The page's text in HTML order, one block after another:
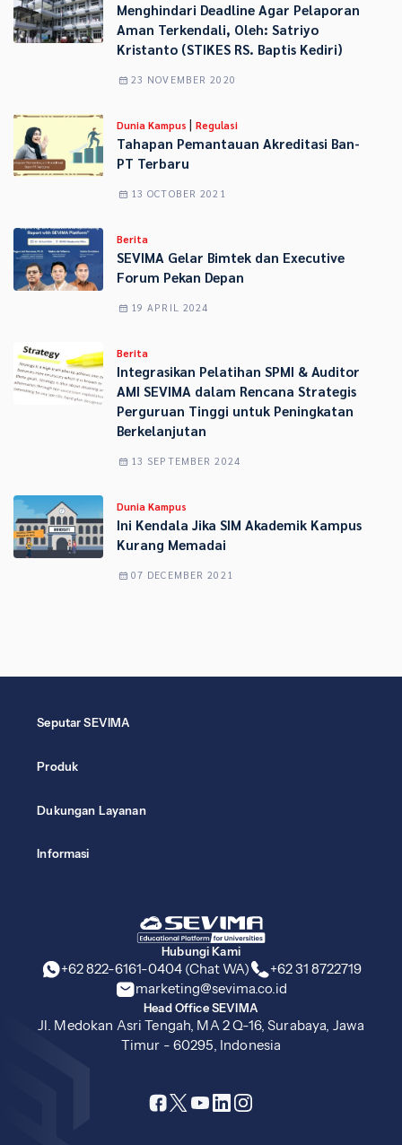
Menghindari Deadline Agar Pelaporan
Aman Terkendali, Oleh: Satriyo
Kristanto (STIKES RS. Baptis Kediri)
23 NOVEMBER 2020
Dunia Kampus | Regulasi
Tahapan Pemantauan Akreditasi Ban-
PT Terbaru
13 OCTOBER 2021
Berita
SEVIMA Gelar Bimtek dan Executive
Forum Pekan Depan
19 APRIL 2024
Berita
Integrasikan Pelatihan SPMI & Auditor
AMI SEVIMA dalam Rencana Strategis
Perguruan Tinggi untuk Peningkatan
Berkelanjutan
13 SEPTEMBER 2024
Dunia Kampus
Ini Kendala Jika SIM Akademik Kampus
Kurang Memadai
07 DECEMBER 2021
Hubungi Kami
+62 822-6161-0404 (Chat WA)
+62 31 8722719
marketing@sevima.co.id
Head Office SEVIMA
Jl. Medokan Asri Tengah, MA 2 Q-16, Surabaya, Jawa
Timur - 60295, Indonesia
Seputar SEVIMA
Produk
Dukungan Layanan
Informasi